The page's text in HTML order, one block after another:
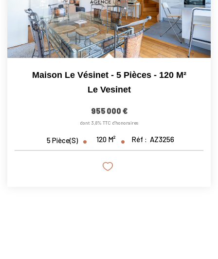
Maison Le Vésinet - 5 Pièces - 120 M²
Le Vesinet
955 000 €
dont 3,8% TTC d'honoraires
5 Pièce(s) 120 M² Réf : AZ3256